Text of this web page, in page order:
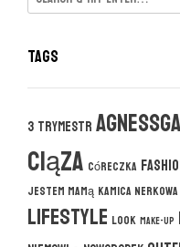
Tags
3 trymestr
ciąza córeczka
jestem mamą kamica nerkowa
lifestyle look make-up